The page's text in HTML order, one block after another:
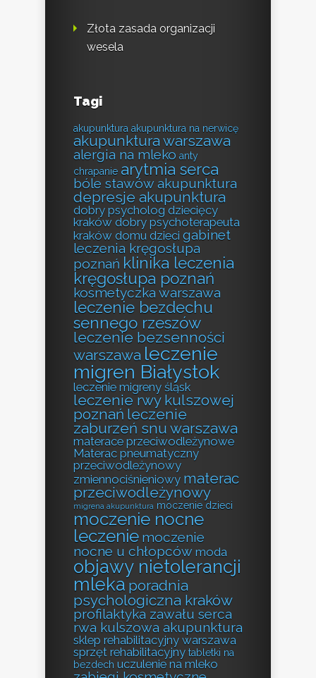
Złota zasada organizacji
wesela
Tagi
akupunktura akupunktura na nerwicę
akupunktura warszawa
alergia na mleko anty
chrapanie arytmia serca
bóle stawów akupunktura
depresje akupunktura
dobry psycholog dziecięcy
kraków dobry psychoterapeuta
kraków domu dzieci gabinet
leczenia kręgosłupa
poznań klinika leczenia
kręgosłupa poznań
kosmetyczka warszawa
leczenie bezdechu
sennego rzeszów
leczenie bezsenności
warszawa leczenie
migren Białystok
leczenie migreny śląsk
leczenie rwy kulszowej
poznań leczenie
zaburzeń snu warszawa
materace przeciwodleżynowe
Materac pneumatyczny
przeciwodleżynowy
zmiennociśnieniowy materac
przeciwodleżynowy
migrena akupunktura moczenie dzieci
moczenie nocne
leczenie moczenie
nocne u chłopców moda
objawy nietolerancji
mleka poradnia
psychologiczna kraków
profilaktyka zawału serca
rwa kulszowa akupunktura
sklep rehabilitacyjny warszawa
sprzęt rehabilitacyjny tabletki na
bezdech uczulenie na mleko